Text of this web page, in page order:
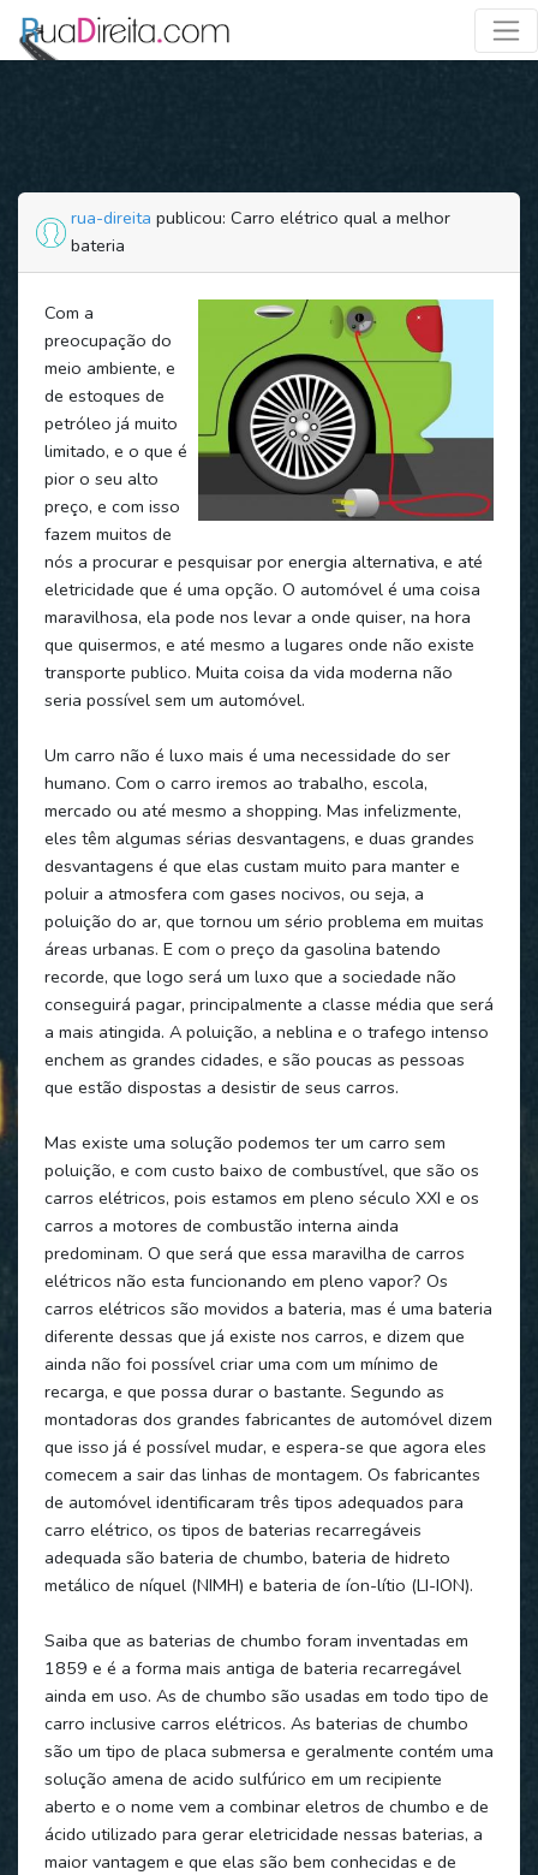
rua-direita publicou: Carro elétrico qual a melhor
bateria
Com a
preocupação do
meio ambiente, e
de estoques de
petróleo já muito
limitado, e o que é
pior o seu alto
preço, e com isso
fazem muitos de
nós a procurar e pesquisar por energia alternativa, e até
eletricidade que é uma opção. O automóvel é uma coisa
maravilhosa, ela pode nos levar a onde quiser, na hora
que quisermos, e até mesmo a lugares onde não existe
transporte publico. Muita coisa da vida moderna não
seria possível sem um automóvel.
Um carro não é luxo mais é uma necessidade do ser
humano. Com o carro iremos ao trabalho, escola,
mercado ou até mesmo a shopping. Mas infelizmente,
eles têm algumas sérias desvantagens, e duas grandes
desvantagens é que elas custam muito para manter e
poluir a atmosfera com gases nocivos, ou seja, a
poluição do ar, que tornou um sério problema em muitas
áreas urbanas. E com o preço da gasolina batendo
recorde, que logo será um luxo que a sociedade não
conseguirá pagar, principalmente a classe média que será
a mais atingida. A poluição, a neblina e o trafego intenso
enchem as grandes cidades, e são poucas as pessoas
que estão dispostas a desistir de seus carros.
Mas existe uma solução podemos ter um carro sem
poluição, e com custo baixo de combustível, que são os
carros elétricos, pois estamos em pleno século XXI e os
carros a motores de combustão interna ainda
predominam. O que será que essa maravilha de carros
elétricos não esta funcionando em pleno vapor? Os
carros elétricos são movidos a bateria, mas é uma bateria
diferente dessas que já existe nos carros, e dizem que
ainda não foi possível criar uma com um mínimo de
recarga, e que possa durar o bastante. Segundo as
montadoras dos grandes fabricantes de automóvel dizem
que isso já é possível mudar, e espera-se que agora eles
comecem a sair das linhas de montagem. Os fabricantes
de automóvel identificaram três tipos adequados para
carro elétrico, os tipos de baterias recarregáveis
adequada são bateria de chumbo, bateria de hidreto
metálico de níquel (NIMH) e bateria de íon-lítio (LI-ION).
Saiba que as baterias de chumbo foram inventadas em
1859 e é a forma mais antiga de bateria recarregável
ainda em uso. As de chumbo são usadas em todo tipo de
carro inclusive carros elétricos. As baterias de chumbo
são um tipo de placa submersa e geralmente contém uma
solução amena de acido sulfúrico em um recipiente
aberto e o nome vem a combinar eletros de chumbo e de
ácido utilizado para gerar eletricidade nessas baterias, a
maior vantagem e que elas são bem conhecidas e de